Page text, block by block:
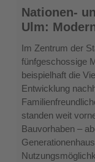
Nationen-
und
in
Ulm:
Moderner
Hybrid
Nationen-
Ulm:
Im Zentrum der
fünfgeschossige
beispielhaft die
Entwicklung
standen weit
Bauvorhaben –